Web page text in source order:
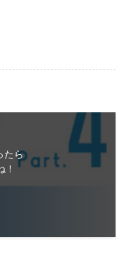
たら